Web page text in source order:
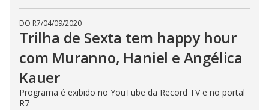
DO R7/04/09/2020
Trilha de Sexta tem happy hour
com Muranno, Haniel e Angélica
Kauer
Programa é exibido no YouTube da Record TV e no portal
R7